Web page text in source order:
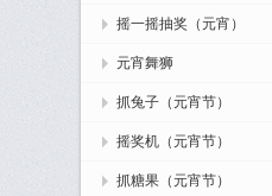
摇一摇抽奖（元宵）
元宵舞狮
抓兔子（元宵节）
摇奖机（元宵节）
抓糖果（元宵节）